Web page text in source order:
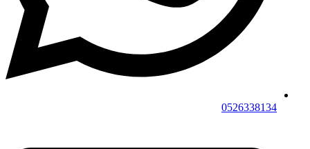
0526338134